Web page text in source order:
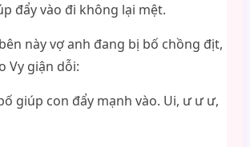
đẩy vào đi không lại mệt.
này vợ anh đang bị bố chồng địt,
Vy giận dỗi:
giúp con đẩy mạnh vào. Ui, ư ư ư,